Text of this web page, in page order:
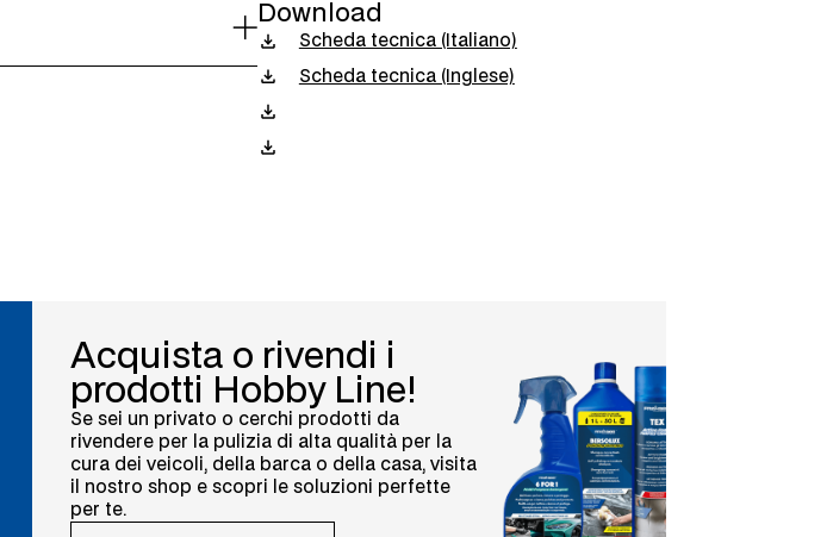
Download
Scheda tecnica (Italiano)
Scheda tecnica (Inglese)
Acquista o rivendi i
prodotti Hobby Line!
Se sei un privato o cerchi prodotti da
rivendere per la pulizia di alta qualità per la
cura dei veicoli, della barca o della casa, visita
il nostro shop e scopri le soluzioni perfette
per te.